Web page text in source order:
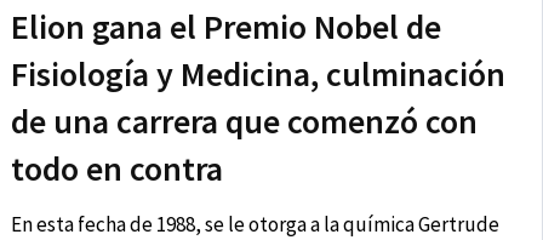
Elion gana el Premio Nobel de
Fisiología y Medicina, culminación
de una carrera que comenzó con
todo en contra
En esta fecha de 1988, se le otorga a la química Gertrude